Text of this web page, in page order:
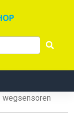
wegsensoren